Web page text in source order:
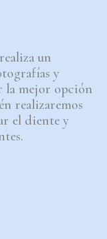
un
y
la mejor opción
realizaremos
el diente y